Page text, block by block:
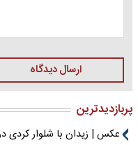
ارسال دیدگاه
پربازدیدترین
عکس | زیدان با شلوار کردی